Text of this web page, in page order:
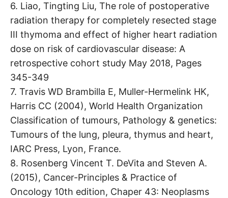
6. Liao, Tingting Liu, The role of postoperative
radiation therapy for completely resected stage
III thymoma and effect of higher heart radiation
dose on risk of cardiovascular disease: A
retrospective cohort study May 2018, Pages
345-349
7. Travis WD Brambilla E, Muller-Hermelink HK,
Harris CC (2004), World Health Organization
Classification of tumours, Pathology & genetics:
Tumours of the lung, pleura, thymus and heart,
IARC Press, Lyon, France.
8. Rosenberg Vincent T. DeVita and Steven A.
(2015), Cancer-Principles & Practice of
Oncology 10th edition, Chaper 43: Neoplasms